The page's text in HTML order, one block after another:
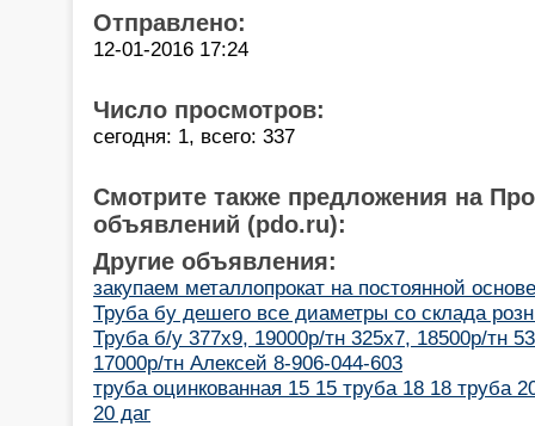
Отправлено:
12-01-2016 17:24
Число просмотров:
сегодня: 1, всего: 337
Смотрите также предложения на
объявлений (pdo.ru):
Другие объявления:
закупаем металлопрокат на постоянной основе
Труба бу дешего все диаметры со склада
Труба б/у 377х9, 19000р/тн 325х7, 18500р/тн
17000р/тн Алексей 8-906-044-603
труба оцинкованная 15 15 труба 18 18 труба
20 даг